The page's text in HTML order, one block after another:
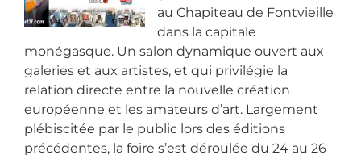
au Chapiteau de Fontvieille
dans la capitale
monégasque. Un salon dynamique ouvert aux
galeries et aux artistes, et qui privilégie la
relation directe entre la nouvelle création
européenne et les amateurs d’art. Largement
plébiscitée par le public lors des éditions
précédentes, la foire s’est déroulée du 24 au 26